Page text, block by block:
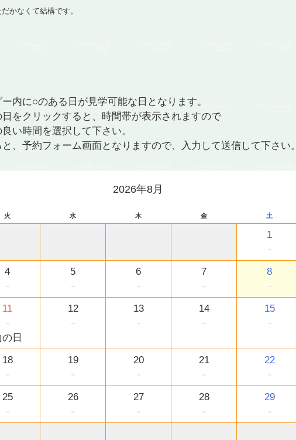
かなくて結構です。
内に○のある日が見学可能な日となります。
日をクリックすると、時間帯が表示されますので
い時間を選択して下さい。
、予約フォーム画面となりますので、入力して送信して下さい。
2026年8月
火 水 木 金 土
1
4 5 6 7 8
11
の日
12 13 14 15
18 19 20 21 22
25 26 27 28 29